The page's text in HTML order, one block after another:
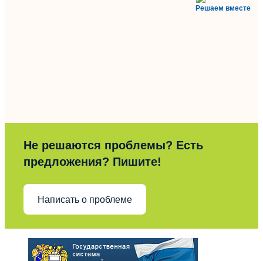
Решаем вместе
Не решаются проблемы? Есть
предложения? Пишите!
Написать о проблеме